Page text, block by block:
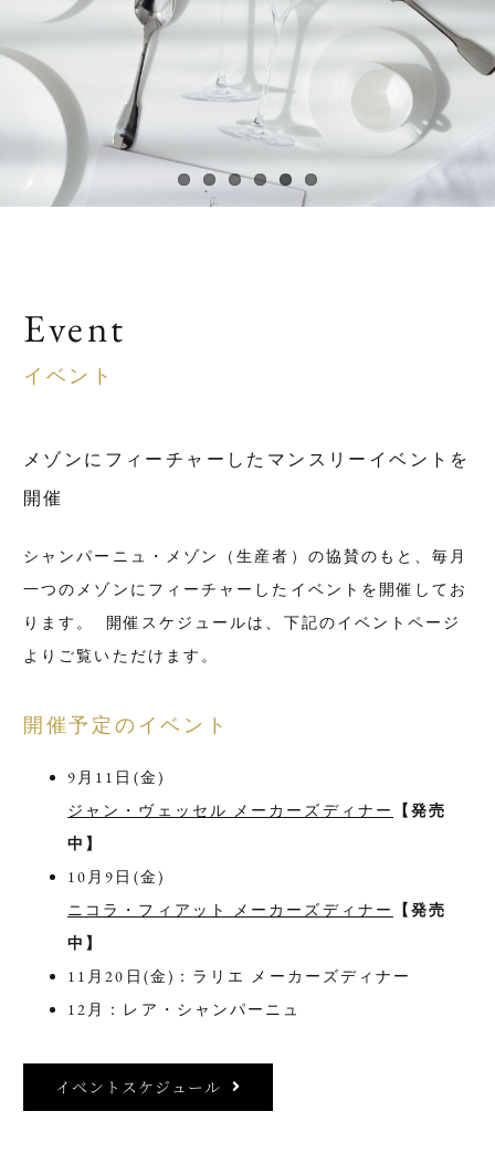
Event
イベント
メゾンにフィーチャーしたマンスリーイベントを
開催
シャンパーニュ・メゾン（生産者）の協賛のもと、毎月
一つのメゾンにフィーチャーしたイベントを開催してお
ります。 開催スケジュールは、下記のイベントページ
よりご覧いただけます。
開催予定のイベント
9月11日(金)
ジャン・ヴェッセル メーカーズディナー
【発売
中】
10月9日(金)
ニコラ・フィアット メーカーズディナー
【発売
中】
11月20日(金)：ラリエ メーカーズディナー
12月：レア・シャンパーニュ
イベントスケジュール